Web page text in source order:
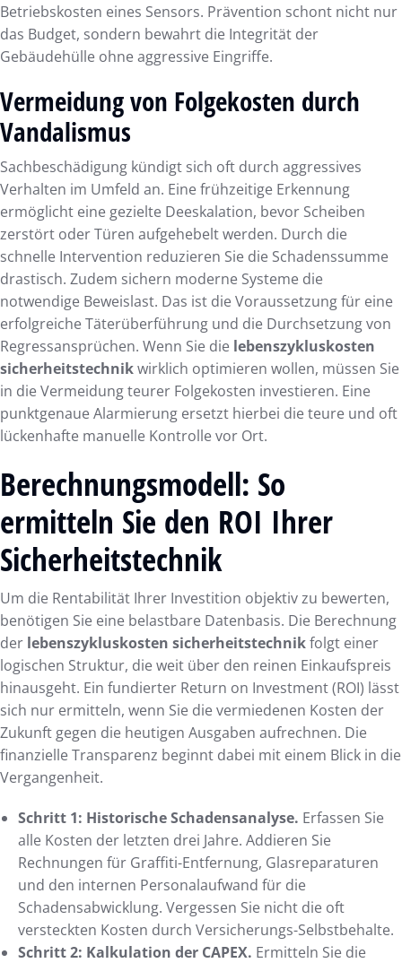
Betriebskosten eines Sensors. Prävention schont nicht nur
das Budget, sondern bewahrt die Integrität der
Gebäudehülle ohne aggressive Eingriffe.
Vermeidung von Folgekosten durch
Vandalismus
Sachbeschädigung kündigt sich oft durch aggressives
Verhalten im Umfeld an. Eine frühzeitige Erkennung
ermöglicht eine gezielte Deeskalation, bevor Scheiben
zerstört oder Türen aufgehebelt werden. Durch die
schnelle Intervention reduzieren Sie die Schadenssumme
drastisch. Zudem sichern moderne Systeme die
notwendige Beweislast. Das ist die Voraussetzung für eine
erfolgreiche Täterüberführung und die Durchsetzung von
Regressansprüchen. Wenn Sie die lebenszykluskosten
sicherheitstechnikwirklich optimieren wollen, müssen Sie
in die Vermeidung teurer Folgekosten investieren. Eine
punktgenaue Alarmierung ersetzt hierbei die teure und oft
lückenhafte manuelle Kontrolle vor Ort.
Berechnungsmodell: So
ermitteln Sie den ROI Ihrer
Sicherheitstechnik
Um die Rentabilität Ihrer Investition objektiv zu bewerten,
benötigen Sie eine belastbare Datenbasis. Die Berechnung
der lebenszykluskosten sicherheitstechnikfolgt einer
logischen Struktur, die weit über den reinen Einkaufspreis
hinausgeht. Ein fundierter Return on Investment (ROI) lässt
sich nur ermitteln, wenn Sie die vermiedenen Kosten der
Zukunft gegen die heutigen Ausgaben aufrechnen. Die
finanzielle Transparenz beginnt dabei mit einem Blick in die
Vergangenheit.
Schritt 1: Historische Schadensanalyse. Erfassen Sie
alle Kosten der letzten drei Jahre. Addieren Sie
Rechnungen für Graffiti-Entfernung, Glasreparaturen
und den internen Personalaufwand für die
Schadensabwicklung. Vergessen Sie nicht die oft
versteckten Kosten durch Versicherungs-Selbstbehalte.
Schritt 2: Kalkulation der CAPEX. Ermitteln Sie die